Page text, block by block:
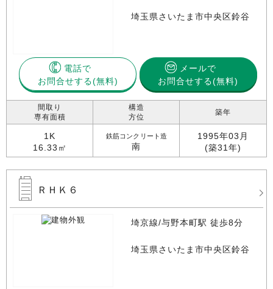
埼玉県さいたま市中央区鈴谷
電話で
お問合せする
メールで
お問合せする(無料)
間取り
専有面積
1K
16.33㎡
構造
方位
鉄筋コンクリート造
南
築年
1995年03月
(築31年)
ＲＨＫ６
埼京線/与野本町駅 徒歩8分
埼玉県さいたま市中央区鈴谷